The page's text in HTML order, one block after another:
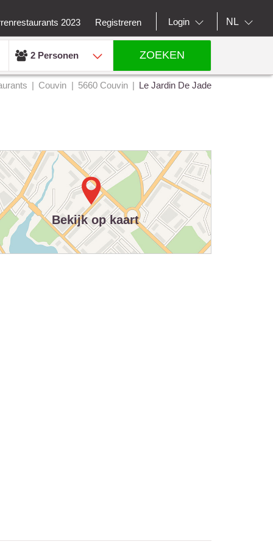
2023 Registreren Login NL
2 Personen ZOEKEN
Couvin 5660 Couvin Le Jardin De Jade
Bekijk op kaart